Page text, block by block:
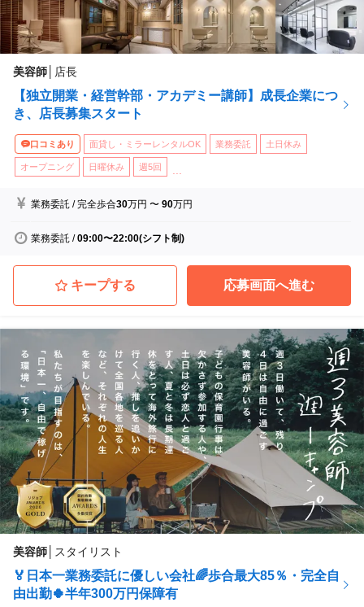
美容師 店長
【独立開業・経営幹部・アカデミー講師】成長企業につ
き、店長募集スタート
口コミあり 面貸し・ミラーレンタルOK 業務委託 土日休み
オープニング 日曜休み 週5回
業務委託 /完全歩合30万円 〜90万円
業務委託 /09:00〜22:00(シフト制)
キープする 応募画面へ進む
美容師 スタイリスト
🏅日本一業務委託に優しい会社🌈歩合最大85％・完全自
由出勤🍀半年300万円保障有